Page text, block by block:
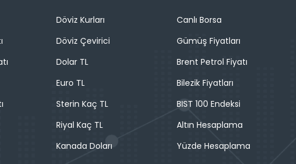
Döviz Kurları
Döviz Çevirici
Dolar TL
Euro TL
Sterin Kaç TL
Riyal Kaç TL
Kanada Doları
Canlı Borsa
Gümüş Fiyatları
Brent Petrol Fiyatı
Bilezik Fiyatları
BIST 100 Endeksi
Altın Hesaplama
Yüzde Hesaplama